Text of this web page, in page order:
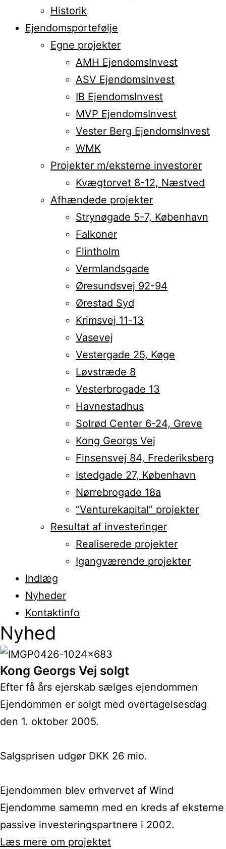
Historik
Ejendomsportefølje
Egne projekter
AMH EjendomsInvest
ASV EjendomsInvest
IB EjendomsInvest
MVP EjendomsInvest
Vester Berg EjendomsInvest
WMK
Projekter m/eksterne investorer
Kvægtorvet 8-12, Næstved
Afhændede projekter
Strynøgade 5-7, København
Falkoner
Flintholm
Vermlandsgade
Øresundsvej 92-94
Ørestad Syd
Krimsvej 11-13
Vasevej
Vestergade 25, Køge
Løvstræde 8
Vesterbrogade 13
Havnestadhus
Solrød Center 6-24, Greve
Kong Georgs Vej
Finsensvej 84, Frederiksberg
Istedgade 27, København
Nørrebrogade 18a
“Venturekapital” projekter
Resultat af investeringer
Realiserede projekter
Igangværende projekter
Indlæg
Nyheder
Kontaktinfo
Nyhed
Kong Georgs Vej solgt
Efter få års ejerskab sælges ejendommen
Ejendommen er solgt med overtagelsesdag
den 1. oktober 2005.
Salgsprisen udgør DKK 26 mio.
Ejendommen blev erhvervet af Wind
Ejendomme samemn med en kreds af eksterne
passive investeringspartnere i 2002.
Læs mere om projektet